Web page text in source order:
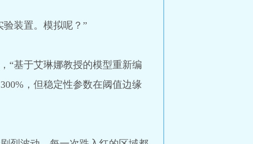
装置。模拟呢？”
“基于艾琳娜教授的模型重新编
，但稳定性参数在阈值边缘